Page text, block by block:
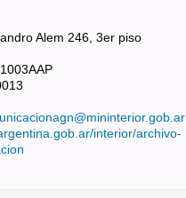
Alem 246, 3er piso
interior/archivo-